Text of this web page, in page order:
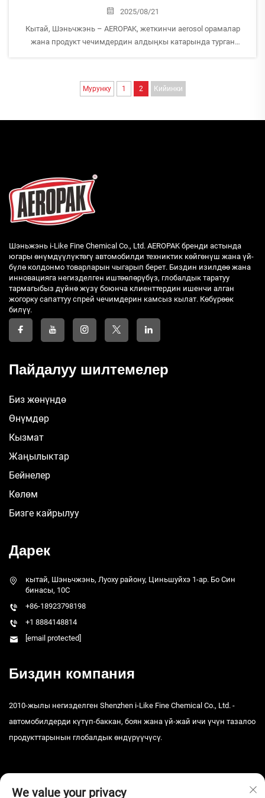
2025/08/21
Кытай, Шэньчжэнь – AEROPAK, жеткинчи aerosol орамалар
жана продукт чечимдердин алдыңкы катарында турган
маанилүү жыйналышка башкарман Эрик катышты,...
Мурунку 1 2 Кийинки
Шэньжэнь i-Like Fine Chemical Co., Ltd. AEROPAK бренди астында
югары өнүмдүүлүктөгү автомобилди техниктик көйгөнүш жана үй-
бүлө колдонмо товарларын чыгарып берет. Биздин изилдөө жана
инновацияга негизделген иштөөлөрүбүз, глобалдык таратуу
тармагыбыз дүйнө жүзү боюнча клиенттердин ишенчи алган
жогорку сапаттуу спрей чечимдерин камсыз кылат. Көбүрөөк
билүү.
Пайдалуу шилтемелер
Биз жөнүндө
Өнүмдөр
Кызмат
Жаңылыктар
Бейнелер
Көлөм
Бизге кайрылуу
Дарек
кытай, Шэньчжэнь, Луоху району, Циньшуйхэ 1-ар. Бо Син
бинасы, 10C
+86-18923798198
+1 8884148814
[email protected]
Биздин компания
2010-жылы негизделген Shenzhen i-Like Fine Chemical Co., Ltd. -
автомобилдерди күтүп-баккан, боян жана үй-жай ичи үчүн тазалоо
продукттарынын глобалдык өндүрүүчүсү.
We value your privacy